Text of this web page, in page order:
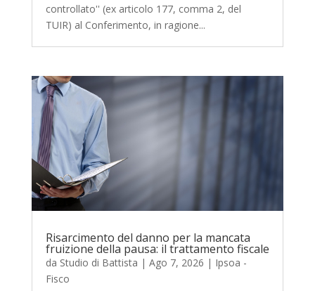
controllato'' (ex articolo 177, comma 2, del
TUIR) al Conferimento, in ragione...
Risarcimento del danno per la mancata
fruizione della pausa: il trattamento fiscale
da Studio di Battista | Ago 7, 2026 | Ipsoa -
Fisco